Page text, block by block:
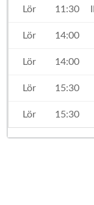
Lör 11:30
Lör 14:00
Lör 14:00
Lör 15:30
Lör 15:30